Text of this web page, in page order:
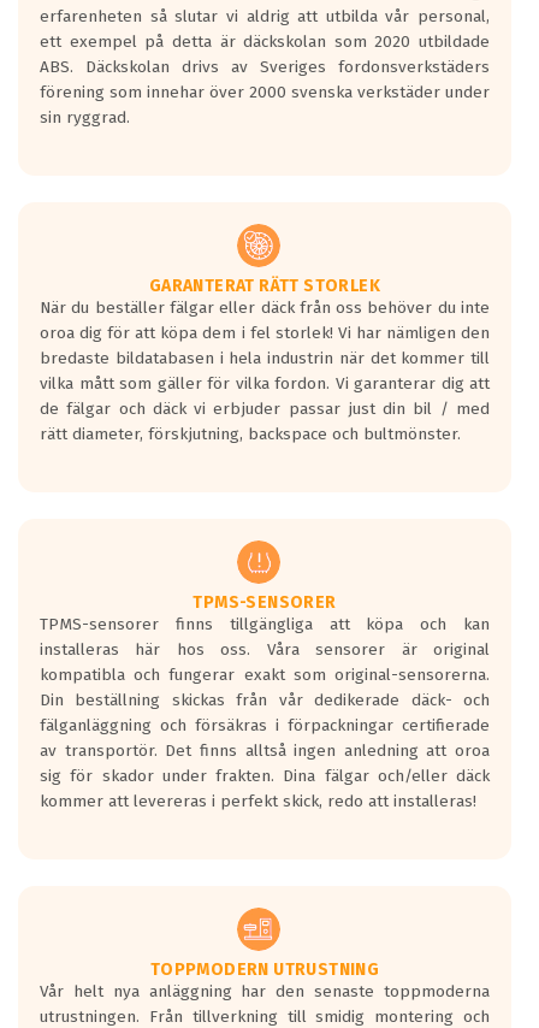
Betyget sätts efter ett test där däcken
skall bromsa in på en väg där det ligger
0.5-1.5 mm vatten.
I 80km/h kommer skillnaden på
Vid körning i över 50km/h brukar
rullmotståndets ljud överträffa
motorljudet.
På däckmärkningen kommer det finnas
en symbol av ett däck med vågar. Hög
bullernivå markeras med svarta vågor
medans de vita vågorna påvisar om det är
ett tyst däck.
regelverket som introduceras år 2016.
Ett däck med två svarta vågor är redan
godkända för år 2016 nya regelverk.
Ett däck med en svart våg kommer vara
minst tre decibel tystare än det
regelverk som börjar gälla 2016.
erfarenheten så slutar vi aldrig att utbilda vår personal,
ett exempel på detta är däckskolan som 2020 utbildade
ABS. Däckskolan drivs av Sveriges fordonsverkstäders
förening som innehar över 2000 svenska verkstäder under
sin ryggrad.
GARANTERAT RÄTT STORLEK
När du beställer fälgar eller däck från oss behöver du inte
oroa dig för att köpa dem i fel storlek! Vi har nämligen den
bredaste bildatabasen i hela industrin när det kommer till
vilka mått som gäller för vilka fordon. Vi garanterar dig att
de fälgar och däck vi erbjuder passar just din bil / med
rätt diameter, förskjutning, backspace och bultmönster.
TPMS-SENSORER
TPMS-sensorer finns tillgängliga att köpa och kan
installeras här hos oss. Våra sensorer är original
kompatibla och fungerar exakt som original-sensorerna.
Din beställning skickas från vår dedikerade däck- och
fälganläggning och försäkras i förpackningar certifierade
av transportör. Det finns alltså ingen anledning att oroa
sig för skador under frakten. Dina fälgar och/eller däck
kommer att levereras i perfekt skick, redo att installeras!
TOPPMODERN UTRUSTNING
Vår helt nya anläggning har den senaste toppmoderna
utrustningen. Från tillverkning till smidig montering och